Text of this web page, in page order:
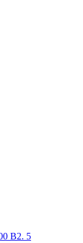
В2. 5